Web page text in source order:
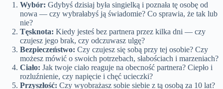
Wybór: Gdybyś dzisiaj była singielką i poznała tę osobę od
nowa — czy wybrałabyś ją świadomie? Co sprawia, że tak lub
nie?
Tęsknota: Kiedy jesteś bez partnera przez kilka dni — czy
czujesz jego brak, czy odczuwasz ulgę?
Bezpieczeństwo: Czy czujesz się sobą przy tej osobie? Czy
możesz mówić o swoich potrzebach, słabościach i marzeniach?
Ciało: Jak twoje ciało reaguje na obecność partnera? Ciepło i
rozluźnienie, czy napięcie i chęć ucieczki?
Przyszłość: Czy wyobrażasz sobie siebie z tą osobą za 10 lat?